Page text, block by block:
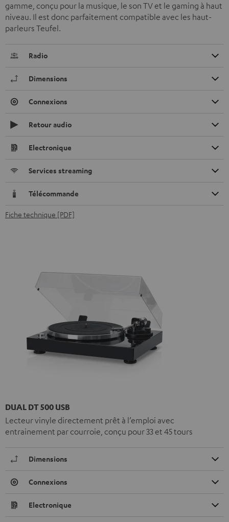
gamme, conçu pour la musique, le son TV et le gaming à haut
niveau. Il est donc parfaitement compatible avec les haut-
parleurs Teufel.
Radio
Dimensions
Connexions
Retour audio
Electronique
Services streaming
Télécommande
Fiche technique [PDF]
DUAL DT 500 USB
Lecteur vinyle directement prêt à l’emploi avec
entrainement par courroie, conçu pour 33 et 45 tours
Dimensions
Connexions
Electronique